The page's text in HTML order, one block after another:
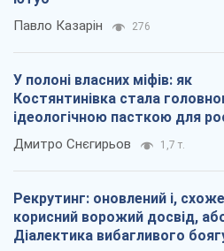
Павло Казарін 276
У полоні власних міфів: як
Костянтинівка стала
ідеологічною пасткою для
окупантів
Дмитро Снєгирьов 1,7 т.
Рекрутинг: оновлений і,
корисний ворожий досвід,
Діалектика вибагливого